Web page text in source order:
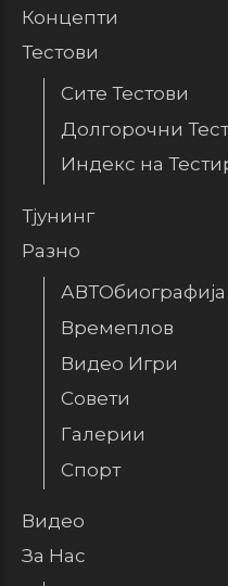
Концепти
Тестови
Сите Тестови
Долгорочни
Индекс на
Тјунинг
Разно
АВТОбиографија
Времеплов
Видео Игри
Совети
Галерии
Спорт
Видео
За Нас